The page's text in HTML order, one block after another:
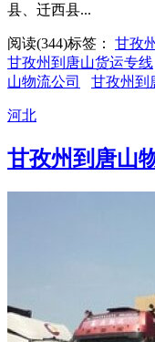
县、迁西县...
阅读(344)标签： 甘孜
甘孜州到唐山货运专线
山物流公司
甘孜州到
河北
甘孜州到唐山